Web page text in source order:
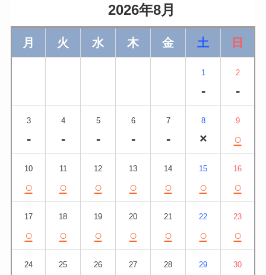
                    2026年8月
月 火 水 木 金 土 日
1
-
2
-
3
-
4
-
5
-
6
-
7
-
8
×
9
○
10
○
11
○
12
○
13
○
14
○
15
○
16
○
17
○
18
○
19
○
20
○
21
○
22
○
23
○
24 25 26 27 28 29 30